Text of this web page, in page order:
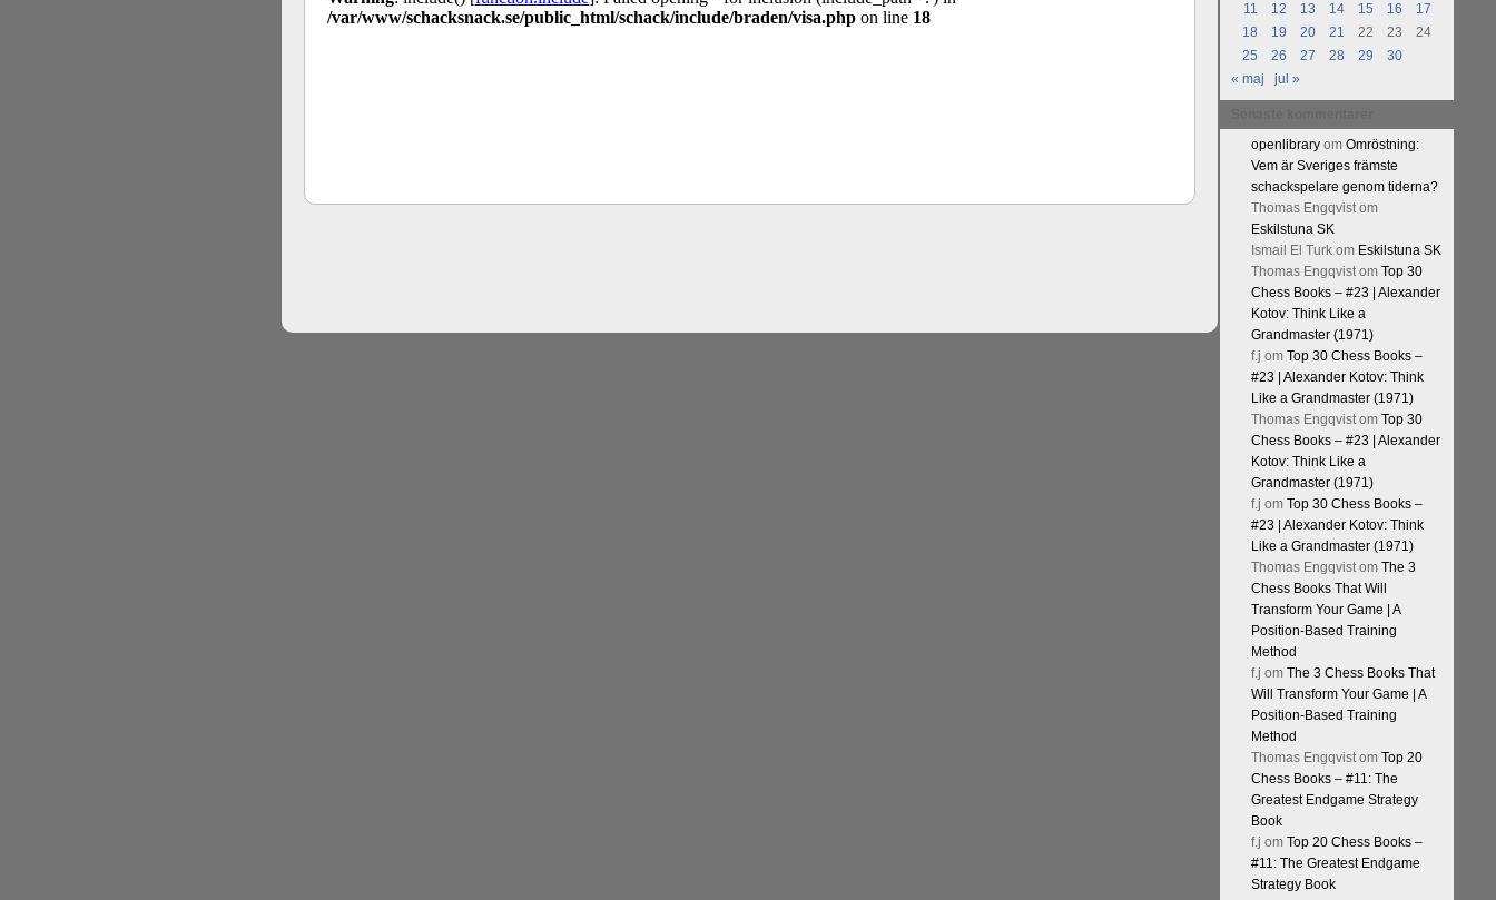
11
12 13 14 15 16
17
18
19 20 21 22 23
24
25
26 27 28 29
30
« maj
jul »
openlibraryom Omröstning:
Vem är Sveriges främste
schackspelare genom tiderna?
Thomas Engqvistom
Eskilstuna SK
Ismail El Turkom Eskilstuna SK
Thomas Engqvistom Top 30
Chess Books – #23 | Alexander
Kotov: Think Like a
Grandmaster (1971)
f.j om Top 30 Chess Books –
#23 | Alexander Kotov: Think
Like a Grandmaster (1971)
Thomas Engqvistom Top 30
Chess Books – #23 | Alexander
Kotov: Think Like a
Grandmaster (1971)
f.j om Top 30 Chess Books –
#23 | Alexander Kotov: Think
Like a Grandmaster (1971)
Thomas Engqvistom The 3
Chess Books That Will
Transform Your Game | A
Position-Based Training
Method
f.j om The 3 Chess Books That
Will Transform Your Game | A
Position-Based Training
Method
Thomas Engqvistom Top 20
Chess Books – #11: The
Greatest Endgame Strategy
Book
f.j om Top 20 Chess Books –
#11: The Greatest Endgame
Strategy Book